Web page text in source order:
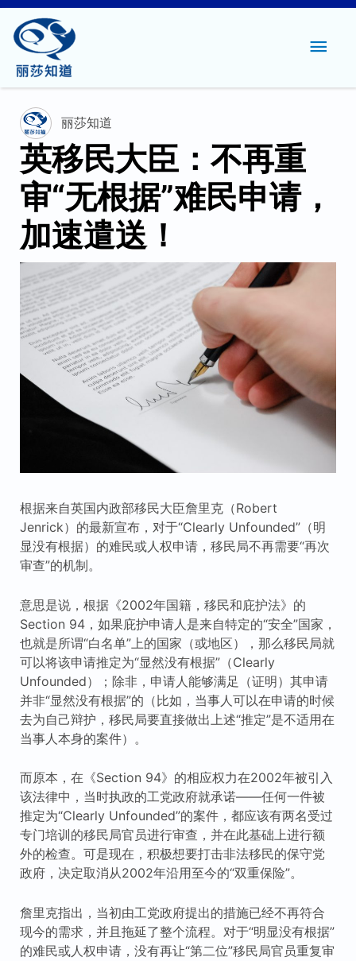
主
菜
丽莎知道
英移民大臣：不再重
审“无根据”难民申请，
加速遣送！
根据来自英国内政部移民大臣詹里克（Robert
Jenrick）的最新宣布，对于“Clearly Unfounded”（明
显没有根据）的难民或人权申请，移民局不再需要“再次
审查”的机制。
意思是说，根据《2002年国籍，移民和庇护法》的
Section 94，如果庇护申请人是来自特定的“安全”国家，
也就是所谓“白名单”上的国家（或地区），那么移民局就
可以将该申请推定为“显然没有根据”（Clearly
Unfounded）；除非，申请人能够满足（证明）其申请
并非“显然没有根据”的（比如，当事人可以在申请的时候
去为自己辩护，移民局要直接做出上述“推定”是不适用在
当事人本身的案件）。
而原本，在《Section 94》的相应权力在2002年被引入
该法律中，当时执政的工党政府就承诺——任何一件被
推定为“Clearly Unfounded”的案件，都应该有两名受过
专门培训的移民局官员进行审查，并在此基础上进行额
外的检查。可是现在，积极想要打击非法移民的保守党
政府，决定取消从2002年沿用至今的“双重保险”。
詹里克指出，当初由工党政府提出的措施已经不再符合
现今的需求，并且拖延了整个流程。对于“明显没有根据”
的难民或人权申请，没有再让“第二位”移民局官员重复审